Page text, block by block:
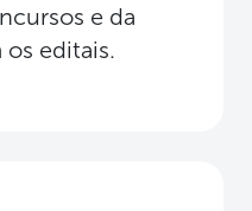
e da
editais.